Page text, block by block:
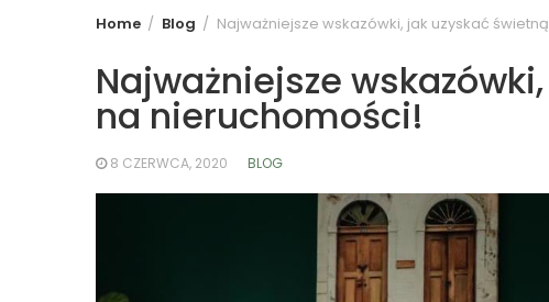
Home Blog Najważniejsze wskazówki, jak uzyskać
Najważniejsze
na nieruchomości!
8 CZERWCA, 2020 BLOG